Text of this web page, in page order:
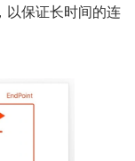
以保证长时间的连